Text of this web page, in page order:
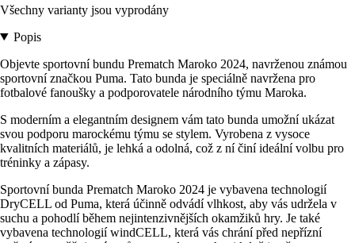
Všechny varianty jsou vyprodány
Popis
Objevte sportovní bundu Prematch Maroko 2024, navrženou známou
sportovní značkou Puma. Tato bunda je speciálně navržena pro
fotbalové fanoušky a podporovatele národního týmu Maroka.
S moderním a elegantním designem vám tato bunda umožní ukázat
svou podporu marockému týmu se stylem. Vyrobena z vysoce
kvalitních materiálů, je lehká a odolná, což z ní činí ideální volbu pro
tréninky a zápasy.
Sportovní bunda Prematch Maroko 2024 je vybavena technologií
DryCELL od Puma, která účinně odvádí vlhkost, aby vás udržela v
suchu a pohodlí během nejintenzivnějších okamžiků hry. Je také
vybavena technologií windCELL, která vás chrání před nepřízní